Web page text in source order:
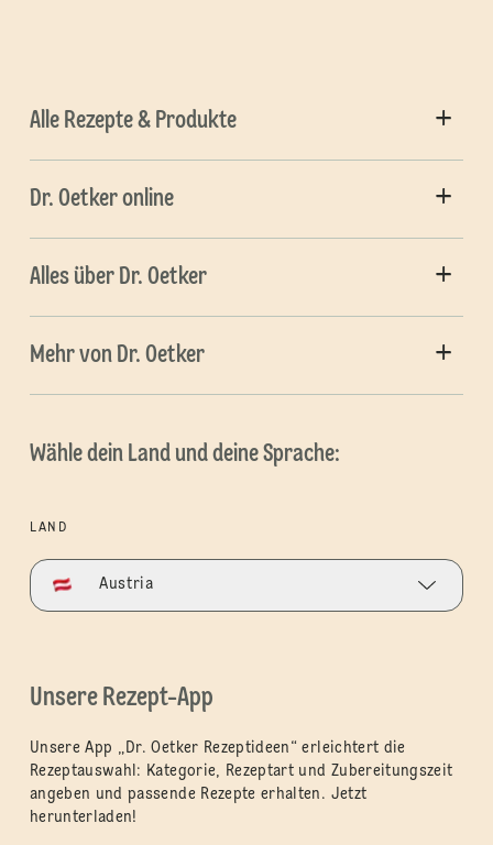
Alle Rezepte & Produkte
Dr. Oetker online
Alles über Dr. Oetker
Mehr von Dr. Oetker
Wähle dein Land und deine Sprache:
LAND
Austria
Unsere Rezept-App
Unsere App „Dr. Oetker Rezeptideen“ erleichtert die
Rezeptauswahl: Kategorie, Rezeptart und Zubereitungszeit
angeben und passende Rezepte erhalten. Jetzt
herunterladen!